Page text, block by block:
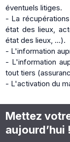
éventuels litiges.
- La
état des lieux,
état des lieux, ...).
- L'information
- L'information
tout tiers
- L'activation du
Mettez
aujourd’hui !